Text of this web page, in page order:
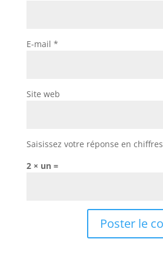
E-mail *
Site web
Saisissez votre réponse en chiffres
2 × un =